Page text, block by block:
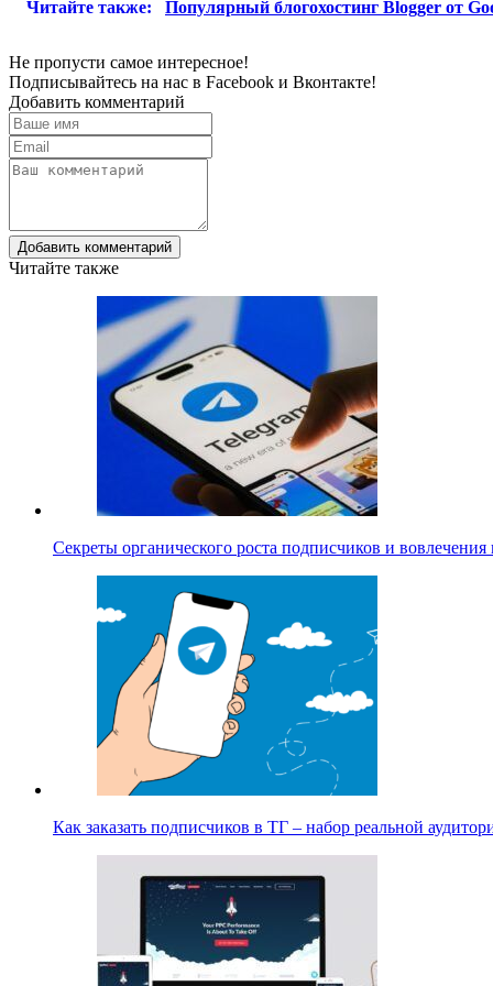
Читайте также: Популярный блогохостинг Blogger от
Не пропусти самое интересное!
Подписывайтесь на нас в Facebook и Вконтакте!
Добавить комментарий
Добавить комментарий
Читайте также
Секреты органического роста подписчиков и
Как заказать подписчиков в ТГ – набор реальной